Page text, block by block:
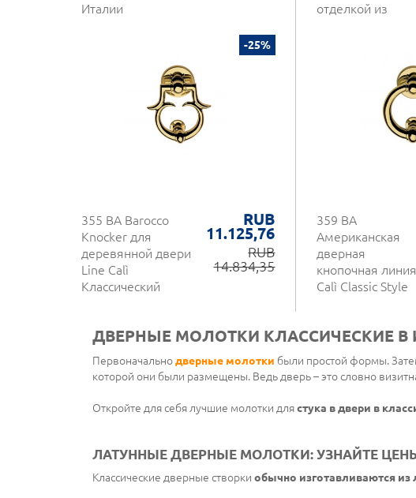
Италии
отделкой из
-25%
355 BA Barocco
Knocker для
деревянной двери
Line Calì
Классический
полированной
RUB
11.125,76
RUB
14.834,35
359 BA
Американская
дверная
кнопочная линия
Calì Classic Style
ДВЕРНЫЕ МОЛОТКИ КЛАССИЧЕСКИЕ В
Первоначальнодверные молотки были простой формы.
которой они были размещены. Ведь дверь – это словно
Откройте для себя лучшие молотки длястука в двери в
ЛАТУННЫЕ ДВЕРНЫЕ МОЛОТКИ: УЗНАЙТЕ
Классические дверные створки обычно изготавливаются из